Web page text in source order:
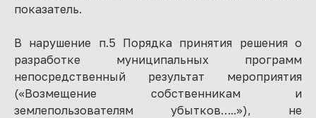
показатель.
В нарушение п.5 Порядка принятия решения о
разработке муниципальных программ
непосредственный результат мероприятия
(«Возмещение собственникам и
землепользователям убытков…..»), не